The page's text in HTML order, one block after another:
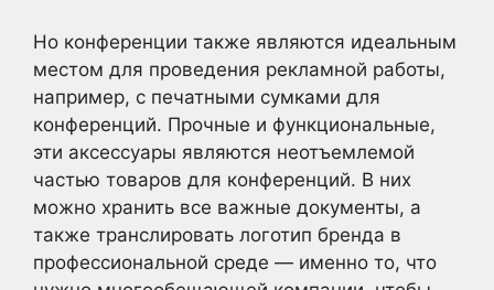
Но конференции также являются идеальным
местом для проведения рекламной работы,
например, с печатными сумками для
конференций. Прочные и функциональные,
эти аксессуары являются неотъемлемой
частью товаров для конференций. В них
можно хранить все важные документы, а
также транслировать логотип бренда в
профессиональной среде — именно то, что